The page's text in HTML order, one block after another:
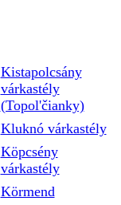
Kistapolcsány
várkastély
(Topol'čianky)
Kluknó várkastély
Köpcsény
várkastély
Körmend